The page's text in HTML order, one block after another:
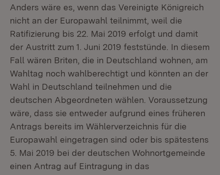
Anders wäre es, wenn das Vereinigte Königreich
nicht an der Europawahl teilnimmt, weil die
Ratifizierung bis 22. Mai 2019 erfolgt und damit
der Austritt zum 1. Juni 2019 feststünde. In diesem
Fall wären Briten, die in Deutschland wohnen, am
Wahltag noch wahlberechtigt und könnten an der
Wahl in Deutschland teilnehmen und die
deutschen Abgeordneten wählen. Voraussetzung
wäre, dass sie entweder aufgrund eines früheren
Antrags bereits im Wählerverzeichnis für die
Europawahl eingetragen sind oder bis spätestens
5. Mai 2019 bei der deutschen Wohnortgemeinde
einen Antrag auf Eintragung in das